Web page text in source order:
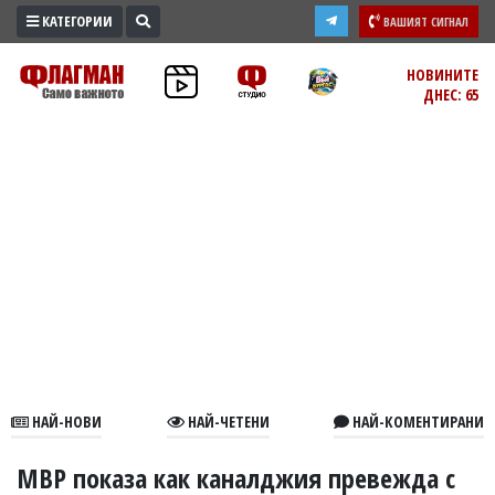
ПРОМО
ЗОНА
В
КАТЕГОРИИ ВАШИЯТ СИГНАЛ
НОВИНИТЕ
ДНЕС: 65
НАЙ-НОВИ НАЙ-ЧЕТЕНИ НАЙ-КОМЕНТИРАНИ
МВР показа как каналджия превежда с